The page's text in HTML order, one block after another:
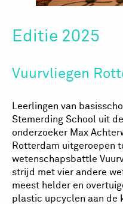
Editie 2025
Vuurvliegen
Leerlingen van
Stemerding School uit
onderzoeker Max
Rotterdam uitgeroepen
wetenschapsbattle
strijd met vier andere
meest helder en
plastic upcyclen aan de